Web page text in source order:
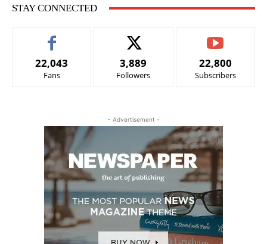
STAY CONNECTED
22,043
Fans
3,889
Followers
22,800
Subscribers
- Advertisement -